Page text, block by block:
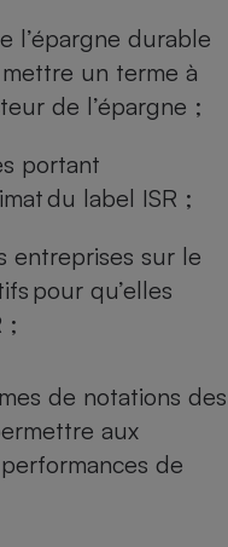
l’épargne durable
un terme à
de l’épargne ;
portant
du label ISR ;
entreprises sur le
pour qu’elles
;
de notations des
aux
de